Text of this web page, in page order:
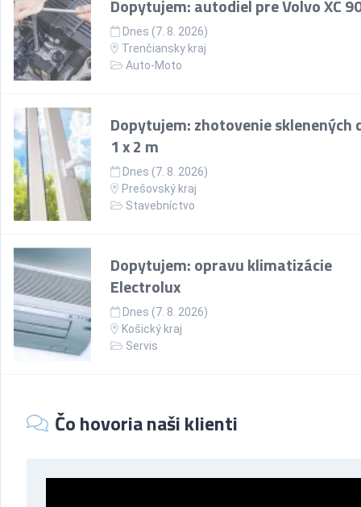
Dopytujem: autodiel pre Volvo XC
Dnes (7. 8. 2026)
Trenčiansky kraj
Auto-Moto
Dopytujem: zhotovenie sklenených
1 x 2 m
Dnes (7. 8. 2026)
Prešovský kraj
Stavebníctvo
Dopytujem: opravu klimatizácie
Electrolux
Dnes (7. 8. 2026)
Košický kraj
Servis
Čo hovoria naši klienti